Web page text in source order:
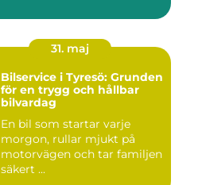
31. maj
Bilservice i Tyresö: Grunden
för en trygg och hållbar
bilvardag
En bil som startar varje
morgon, rullar mjukt på
motorvägen och tar familjen
säkert ...